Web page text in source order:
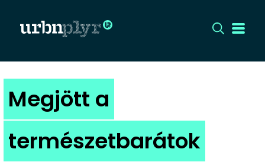
CÍMLAP
DIZÁJN
DIVAT
Megjött a
természetbarátok